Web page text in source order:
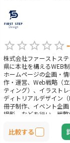
株式会社ファーストス
県に本社を構えるWEB制
ホームページの企画・
作・運営、Web戦略（
ティング）、イラスト
ディトリアルデザイン
冊子制作、イベント企
撮影、などを行い、戦略
&amp; グラフィックデ
ンテナンス・更新のお
タルにサポートします
比較する